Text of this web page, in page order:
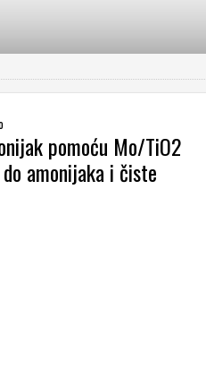
pomoću Mo/TiO2
amonijaka i čiste